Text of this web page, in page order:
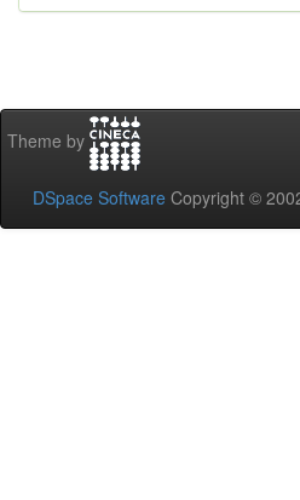
Theme by
DSpace Software Copyright ©